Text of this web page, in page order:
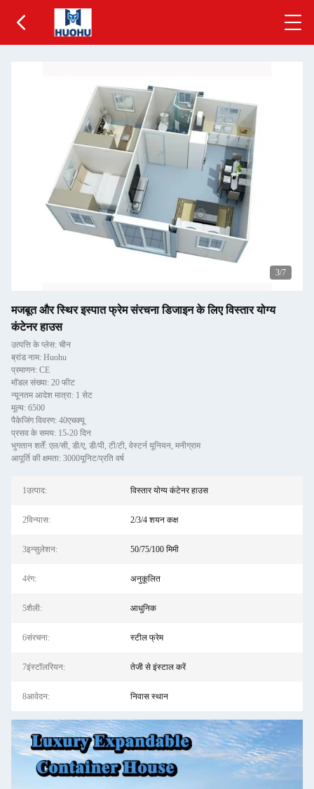
4/7
मजबूत और स्थिर इस्पात फ्रेम संरचना डिजाइन के लिए विस्तार योग्य
कंटेनर हाउस
उत्पत्ति के प्लेस: चीन
ब्रांड नाम: Huohu
प्रमाणन: CE
मॉडल संख्या: 20 फीट
न्यूनतम आदेश मात्रा: 1 सेट
मूल्य: 6500
पैकेजिंग विवरण: 40एचक्यू
प्रसव के समय: 15-20 दिन
भुगतान शर्तें: एल/सी, डी/ए, डी/पी, टी/टी, वेस्टर्न यूनियन, मनीग्राम
आपूर्ति की क्षमता: 3000यूनिट/प्रति वर्ष
1उत्पाद: विस्तार योग्य कंटेनर हाउस
2विन्यास: 2/3/4 शयन कक्ष
3इन्सुलेशन: 50/75/100 मिमी
4रंग: अनुकूलित
5शैली: आधुनिक
6संरचना: स्टील फ्रेम
7इंस्टॉलरियन: तेजी से इंस्टाल करें
8आवेदन: निवास स्थान